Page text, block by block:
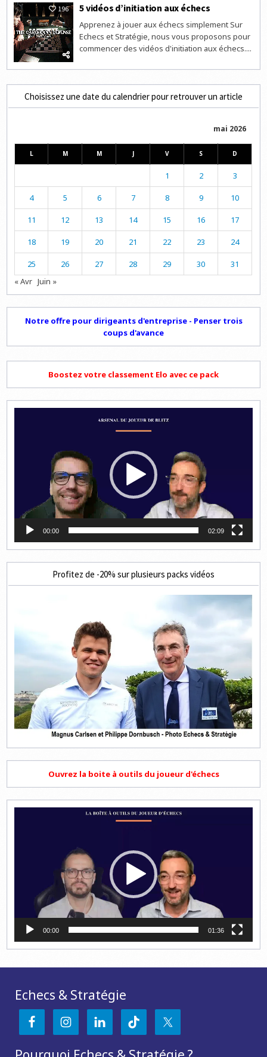
196 5 vidéos d’initiation aux échecs
Apprenez à jouer aux échecs simplement Sur
Echecs et Stratégie, nous vous proposons pour
commencer des vidéos d'initiation aux échecs....
Choisissez une date du calendrier pour retrouver un article
mai 2026
L M M J V S D
1 2 3
4 5 6 7 8 9 10
11 12 13 14 15 16 17
18 19 20 21 22 23 24
25 26 27 28 29 30
31
« Avr Juin »
Notre offre pour dirigeants d'entreprise - Penser trois
coups d'avance
Boostez votre classement Elo avec ce pack
00:00 02:09
Profitez de -20% sur plusieurs packs vidéos
Ouvrez la boite à outils du joueur d'échecs
00:00 01:36
Echecs & Stratégie